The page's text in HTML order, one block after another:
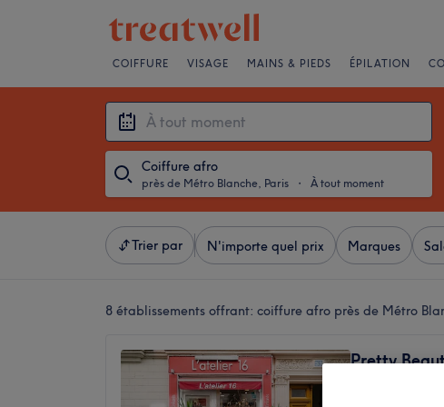
COIFFURE VISAGE MAINS & PIEDS ÉPILATION
Coiffure afro
près de Métro Blanche, Paris ・ À tout moment
Trier par N'importe quel prix Marques
8 établissements offrant: coiffure afro près de Métro
Pretty